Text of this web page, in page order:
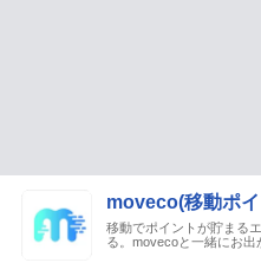
moveco(移動ポ
移動でポイントが貯まる
る。movecoと一緒にお出